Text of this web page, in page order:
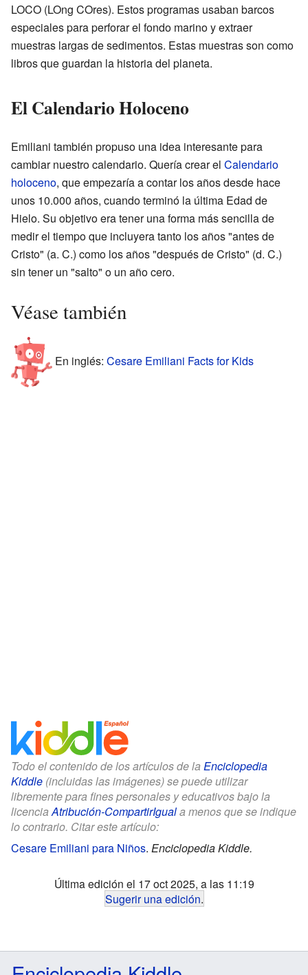
LOCO (LOng COres). Estos programas usaban barcos
especiales para perforar el fondo marino y extraer
muestras largas de sedimentos. Estas muestras son como
libros que guardan la historia del planeta.
El Calendario Holoceno
Emiliani también propuso una idea interesante para
cambiar nuestro calendario. Quería crear el Calendario
holoceno, que empezaría a contar los años desde hace
unos 10.000 años, cuando terminó la última Edad de
Hielo. Su objetivo era tener una forma más sencilla de
medir el tiempo que incluyera tanto los años "antes de
Cristo" (a. C.) como los años "después de Cristo" (d. C.)
sin tener un "salto" o un año cero.
Véase también
En inglés: Cesare Emiliani Facts for Kids
Todo el contenido de los artículos de la Enciclopedia
Kiddle (incluidas las imágenes) se puede utilizar
libremente para fines personales y educativos bajo la
licenciaAtribución-CompartirIguala menos que se indique
lo contrario. Citar este artículo:
Cesare Emiliani para Niños. Enciclopedia Kiddle.
Última edición el 17 oct 2025, a las 11:19
Sugerir una edición.